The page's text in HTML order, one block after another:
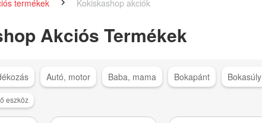
termékek Kokiskashop akciók
Akciós Termékek
Autó, motor Baba, mama Bokapánt Bokasúly
eszköz